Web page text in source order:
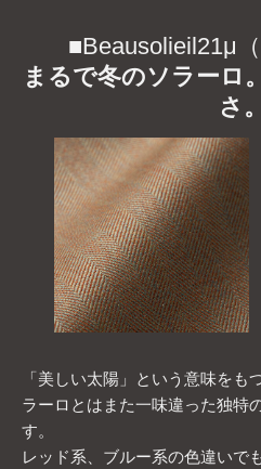
■Beausolieil21μ
まるで冬のソラーロ
さ。
「美しい太陽」という意味をも
ラーロとはまた一味違った独特
す。
レッド系、ブルー系の色違いで